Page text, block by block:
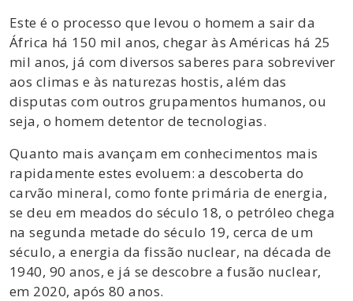
Este é o processo que levou o homem a sair da
África há 150 mil anos, chegar às Américas há 25
mil anos, já com diversos saberes para sobreviver
aos climas e às naturezas hostis, além das
disputas com outros grupamentos humanos, ou
seja, o homem detentor de tecnologias.
Quanto mais avançam em conhecimentos mais
rapidamente estes evoluem: a descoberta do
carvão mineral, como fonte primária de energia,
se deu em meados do século 18, o petróleo chega
na segunda metade do século 19, cerca de um
século, a energia da fissão nuclear, na década de
1940, 90 anos, e já se descobre a fusão nuclear,
em 2020, após 80 anos.